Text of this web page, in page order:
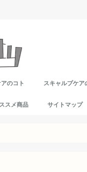
のコト スキャルプケア
スメ商品 サイトマップ